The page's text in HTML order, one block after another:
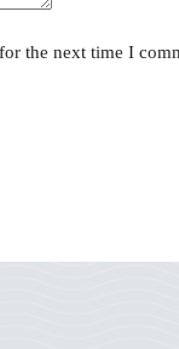
the next time I